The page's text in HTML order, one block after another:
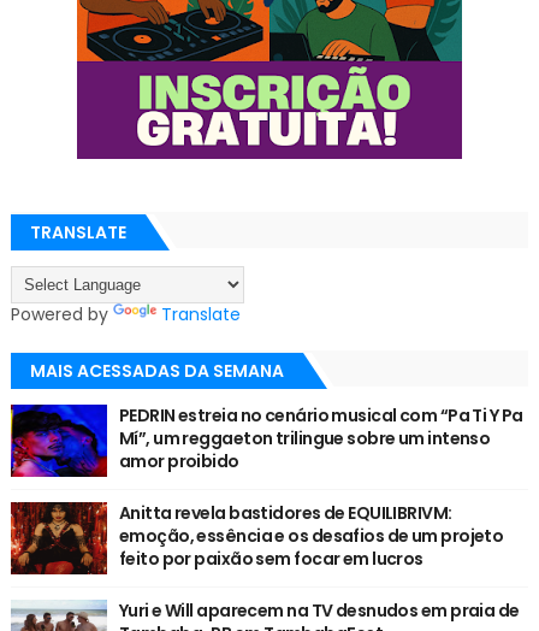
TRANSLATE
Powered by Translate
MAIS ACESSADAS DA SEMANA
PEDRIN estreia no cenário musical com “Pa Ti Y Pa
Mí”, um reggaeton trilingue sobre um intenso
amor proibido
Anitta revela bastidores de EQUILIBRIVM:
emoção, essência e os desafios de um projeto
feito por paixão sem focar em lucros
Yuri e Will aparecem na TV desnudos em praia de